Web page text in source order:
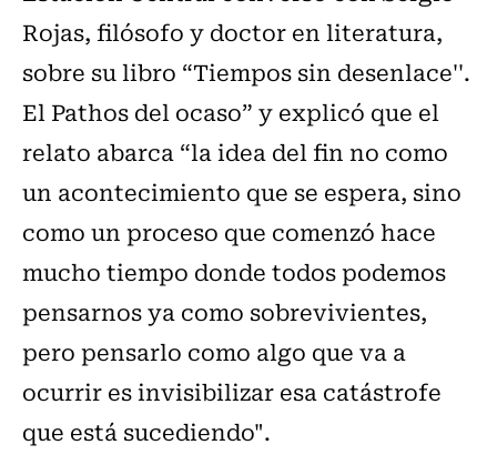
Rojas, filósofo y doctor en literatura,
sobre su libro “Tiempos sin desenlace''.
El Pathos del ocaso” y explicó que el
relato abarca “la idea del fin no como
un acontecimiento que se espera, sino
como un proceso que comenzó hace
mucho tiempo donde todos podemos
pensarnos ya como sobrevivientes,
pero pensarlo como algo que va a
ocurrir es invisibilizar esa catástrofe
que está sucediendo".